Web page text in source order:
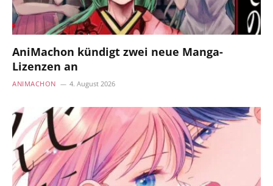
AniMachon kündigt zwei neue Manga-
Lizenzen an
ANIMACHON 4. August 2026